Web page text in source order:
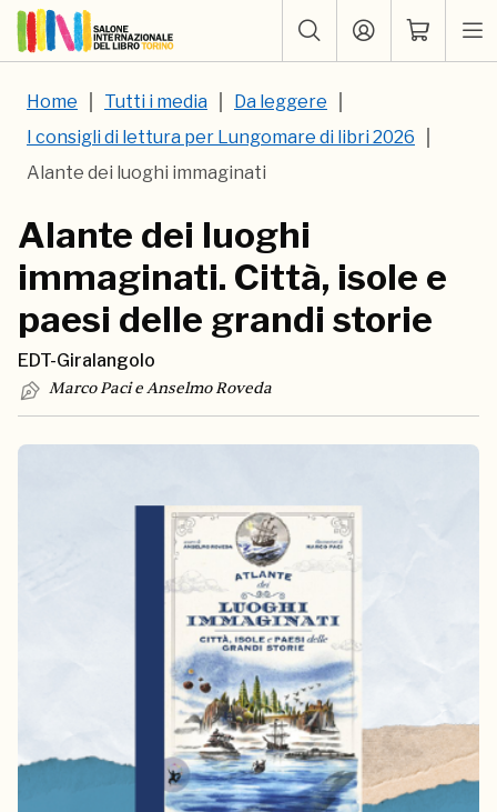
Home Tutti i media
Da leggere
I consigli di lettura per Lungomare di libri 2026
Alante dei luoghi immaginati
Alante dei luoghi
immaginati. Città, isole e
paesi delle grandi storie
EDT-Giralangolo
Marco Paci e Anselmo Roveda